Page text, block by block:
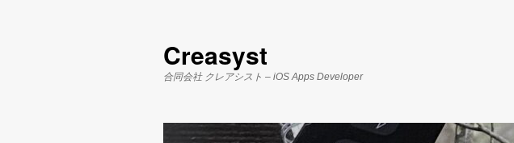
Creasyst
合同会社 クレアシスト – iOS Apps Developer